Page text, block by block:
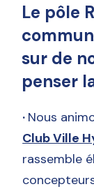
Le pôle
sur de
penser
· Nous
Club Ville
rassemble